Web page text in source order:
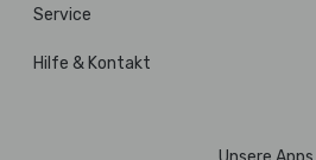
Service
Hilfe & Kontakt